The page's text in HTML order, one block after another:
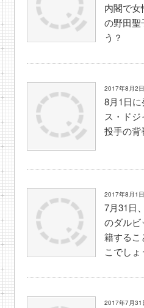
内閣で
の野田聖
う？
2017年8月2
8月1日
ス・ド
投手の背
2017年8月1
7月31日
のダルビ
籍するこ
こでしょ
2017年7月31